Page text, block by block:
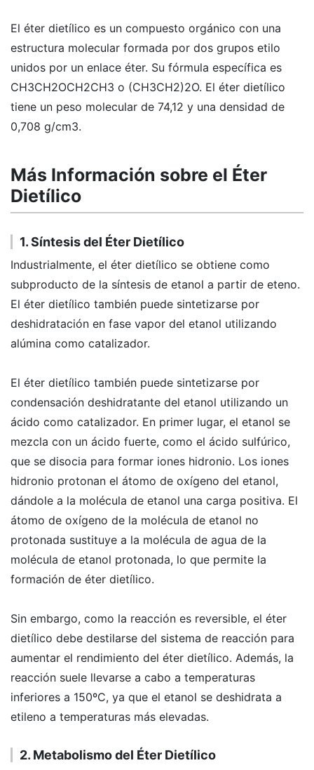
El éter dietílico es un compuesto orgánico con una
estructura molecular formada por dos grupos etilo
unidos por un enlace éter. Su fórmula específica es
CH3CH2OCH2CH3 o (CH3CH2)2O. El éter dietílico
tiene un peso molecular de 74,12 y una densidad de
0,708 g/cm3.
Más Información sobre el Éter
Dietílico
1. Síntesis del Éter Dietílico
Industrialmente, el éter dietílico se obtiene como
subproducto de la síntesis de etanol a partir de eteno.
El éter dietílico también puede sintetizarse por
deshidratación en fase vapor del etanol utilizando
alúmina como catalizador.
El éter dietílico también puede sintetizarse por
condensación deshidratante del etanol utilizando un
ácido como catalizador. En primer lugar, el etanol se
mezcla con un ácido fuerte, como el ácido sulfúrico,
que se disocia para formar iones hidronio. Los iones
hidronio protonan el átomo de oxígeno del etanol,
dándole a la molécula de etanol una carga positiva. El
átomo de oxígeno de la molécula de etanol no
protonada sustituye a la molécula de agua de la
molécula de etanol protonada, lo que permite la
formación de éter dietílico.
Sin embargo, como la reacción es reversible, el éter
dietílico debe destilarse del sistema de reacción para
aumentar el rendimiento del éter dietílico. Además, la
reacción suele llevarse a cabo a temperaturas
inferiores a 150ºC, ya que el etanol se deshidrata a
etileno a temperaturas más elevadas.
2. Metabolismo del Éter Dietílico